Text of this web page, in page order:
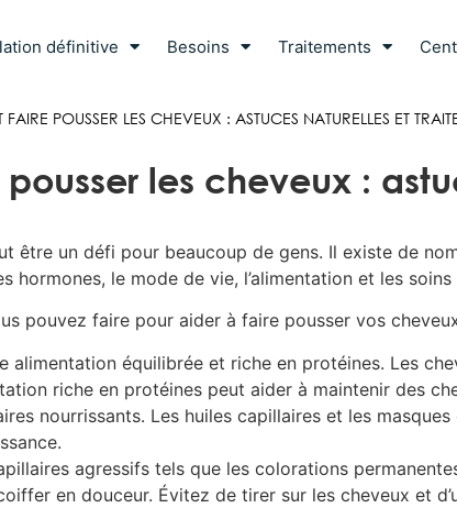
définitive Besoins Traitements
POUSSER LES CHEVEUX : ASTUCES NATURELLES ET
les cheveux :
être un défi pour beaucoup de gens. Il existe de
hormones, le mode de vie, l’alimentation et les
pouvez faire pour aider à faire pousser vos
alimentation équilibrée et riche en protéines. Les
riche en protéines peut aider à maintenir des
nourrissants. Les huiles capillaires et les
agressifs tels que les colorations
en douceur. Évitez de tirer sur les cheveux et